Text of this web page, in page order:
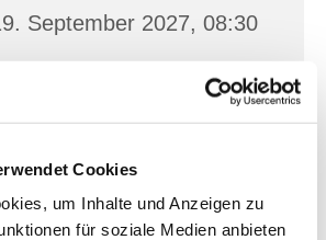
Cookies
um Inhalte und Anzeigen zu
für soziale Medien anbieten
September 2027, 08:30